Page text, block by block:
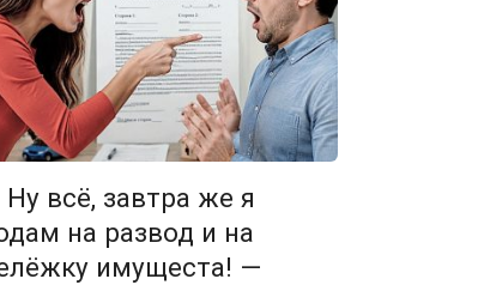
всё, завтра же я
на развод и на
имущеста! —